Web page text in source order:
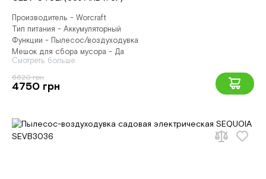
Производитель - Worcraft
Тип питания - Аккумуляторный
Функции - Пылесос/воздуходувка
Мешок для сбора мусора - Да
Смотреть больше
6620 грн
4750 грн